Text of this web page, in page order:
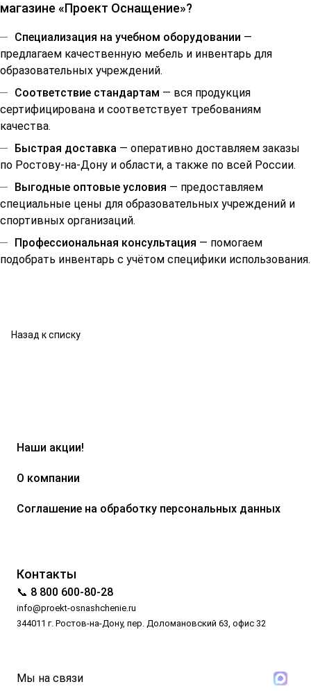
магазине «Проект Оснащение»?
Специализация на учебном оборудовании —
предлагаем качественную мебель и инвентарь для
образовательных учреждений.
Соответствие стандартам — вся продукция
сертифицирована и соответствует требованиям
качества.
Быстрая доставка — оперативно доставляем заказы
по Ростову-на-Дону и области, а также по всей России.
Выгодные оптовые условия — предоставляем
специальные цены для образовательных учреждений и
спортивных организаций.
Профессиональная консультация — помогаем
подобрать инвентарь с учётом специфики использования.
Назад к списку
Наши акции!
О компании
Соглашение на обработку персональных данных
Контакты
📞 8 800 600-80-28
info@proekt-osnashchenie.ru
344011 г. Ростов-на-Дону, пер. Доломановский 63, офис 32
Мы на связи